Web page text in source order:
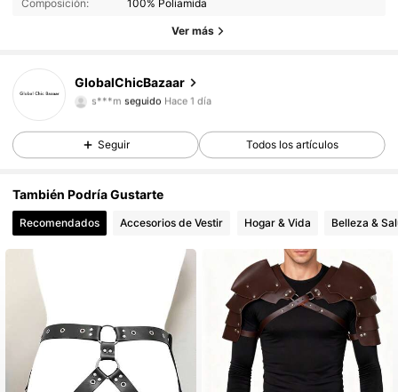
Composición:
100% Poliamida
Ver más
GlobalChicBazaar
47 Seguidores
s***m seguido Hace 1 día
4.52 47 Seguidores
4.52 47 Seguidores
Seguir Todos los artículos
También Podría Gustarte
Recomendados Accesorios de Vestir Hogar & Vida Belleza &